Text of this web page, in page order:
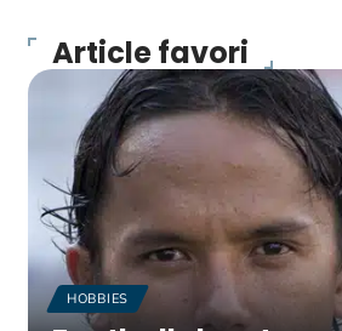
Article favori
HOBBIES